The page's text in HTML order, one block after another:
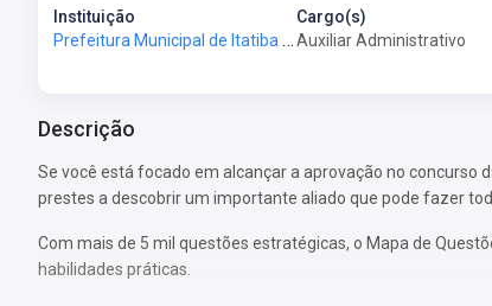
Instituição
Prefeitura Municipal de Itatiba - SP - Prefeitura de Itatiba - SP
Cargo(s)
Auxiliar Administrativo
Descrição
Se você está focado em alcançar a aprovação no concurso
prestes a descobrir um importante aliado que pode fazer
Com mais de 5 mil questões estratégicas, o Mapa de
habilidades práticas.